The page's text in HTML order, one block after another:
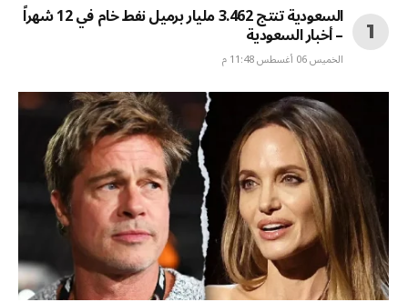
السعودية تنتج 3.462 مليار برميل نفط خام في 12 شهراً
– أخبار السعودية
الخميس 06 أغسطس 11:48 م